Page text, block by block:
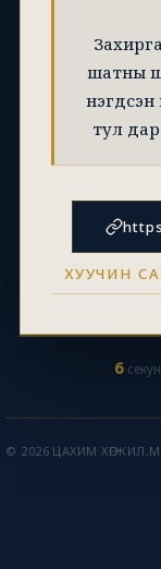
шатны
тул
ХУУЧИН
6
© 2026 ЦАХИМ